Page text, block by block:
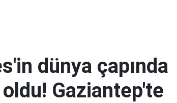
dünya çapında
Gaziantep'te